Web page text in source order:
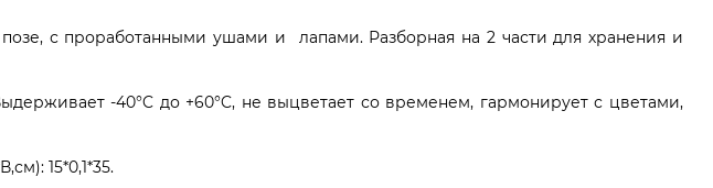
с проработанными ушами и лапами. Разборная на 2 части для хранения и
-40°C до +60°C, не выцветает со временем, гармонирует с цветами,
15*0,1*35.